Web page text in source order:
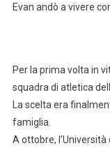
Evan andò a vivere
Per la prima volta in
squadra di atletica
La scelta era
famiglia.
A ottobre,